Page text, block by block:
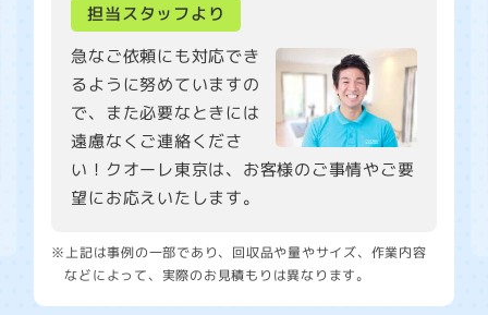
担当スタッフより
急なご依頼にも対応でき
るように努めていますの
で、また必要なときには
遠慮なくご連絡くださ
い！クオーレ東京は、お客様のご事情やご要
望にお応えいたします。
※上記は事例の一部であり、回収品や量やサイズ、作業内容
などによって、実際のお見積もりは異なります。